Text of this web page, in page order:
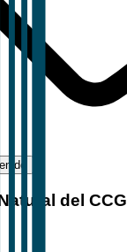
del CCG